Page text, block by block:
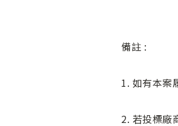
備註 :
1. 如有本案
2. 若投標廠